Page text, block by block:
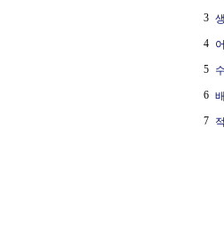
3
4
5
6
7